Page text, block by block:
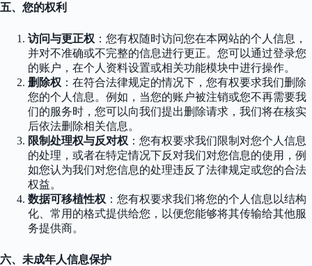
五、您的权利
访问与更正权 ：您有权随时访问您在本网站的个人信息，
并对不准确或不完整的信息进行更正。您可以通过登录您
的账户，在个人资料设置或相关功能模块中进行操作。
删除权 ：在符合法律规定的情况下，您有权要求我们删除
您的个人信息。例如，当您的账户被注销或您不再需要我
们的服务时，您可以向我们提出删除请求，我们将在核实
后依法删除相关信息。
限制处理权与反对权 ：您有权要求我们限制对您个人信息
的处理，或者在特定情况下反对我们对您信息的使用，例
如您认为我们对您信息的处理违反了法律规定或您的合法
权益。
数据可移植性权 ：您有权要求我们将您的个人信息以结构
化、常用的格式提供给您，以便您能够将其传输给其他服
务提供商。
六、未成年人信息保护